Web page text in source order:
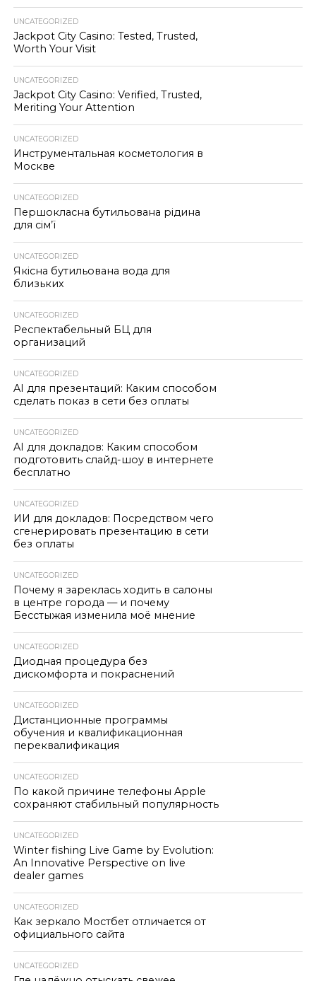
UNCATEGORIZED
Jackpot City Casino: Tested, Trusted,
Worth Your Visit
UNCATEGORIZED
Jackpot City Casino: Verified, Trusted,
Meriting Your Attention
UNCATEGORIZED
Инструментальная косметология в
Москве
UNCATEGORIZED
Першокласна бутильована рідина
для сім’ї
UNCATEGORIZED
Якісна бутильована вода для
близьких
UNCATEGORIZED
Респектабельный БЦ для
организаций
UNCATEGORIZED
AI для презентаций: Каким способом
сделать показ в сети без оплаты
UNCATEGORIZED
AI для докладов: Каким способом
подготовить слайд-шоу в интернете
бесплатно
UNCATEGORIZED
ИИ для докладов: Посредством чего
сгенерировать презентацию в сети
без оплаты
UNCATEGORIZED
Почему я зареклась ходить в салоны
в центре города — и почему
Бесстыжая изменила моё мнение
UNCATEGORIZED
Диодная процедура без
дискомфорта и покраснений
UNCATEGORIZED
Дистанционные программы
обучения и квалификационная
переквалификация
UNCATEGORIZED
По какой причине телефоны Apple
сохраняют стабильный популярность
UNCATEGORIZED
Winter fishing Live Game by Evolution:
An Innovative Perspective on live
dealer games
UNCATEGORIZED
Как зеркало Мостбет отличается от
официального сайта
UNCATEGORIZED